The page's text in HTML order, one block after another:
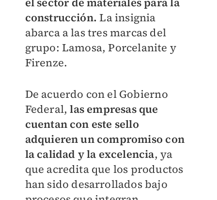
construcción. La insignia
abarca a las tres marcas del
grupo: Lamosa, Porcelanite y
Firenze.
De acuerdo con el Gobierno
Federal,las empresas que
cuentan con este sello
adquieren un compromiso con
la calidad y la excelencia, ya
que acredita que los productos
han sido desarrollados bajo